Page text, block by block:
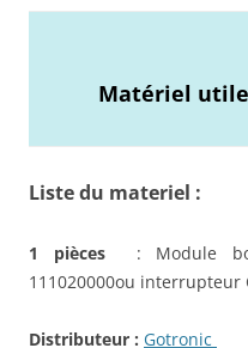
Matériel
Liste du materiel :
1 pièces
: Module
111020000ou interrupteur
Distributeur : Gotronic